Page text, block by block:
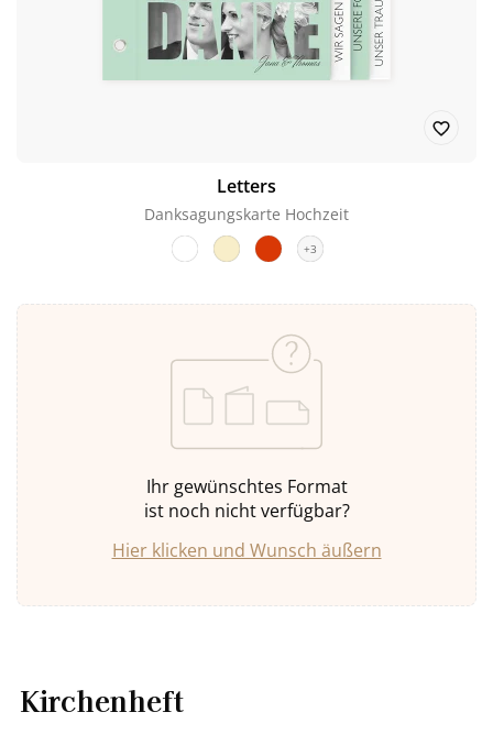
Letters
Danksagungskarte Hochzeit
+3
Ihr gewünschtes Format
ist noch nicht verfügbar?
Hier klicken und Wunsch äußern
Kirchenheft